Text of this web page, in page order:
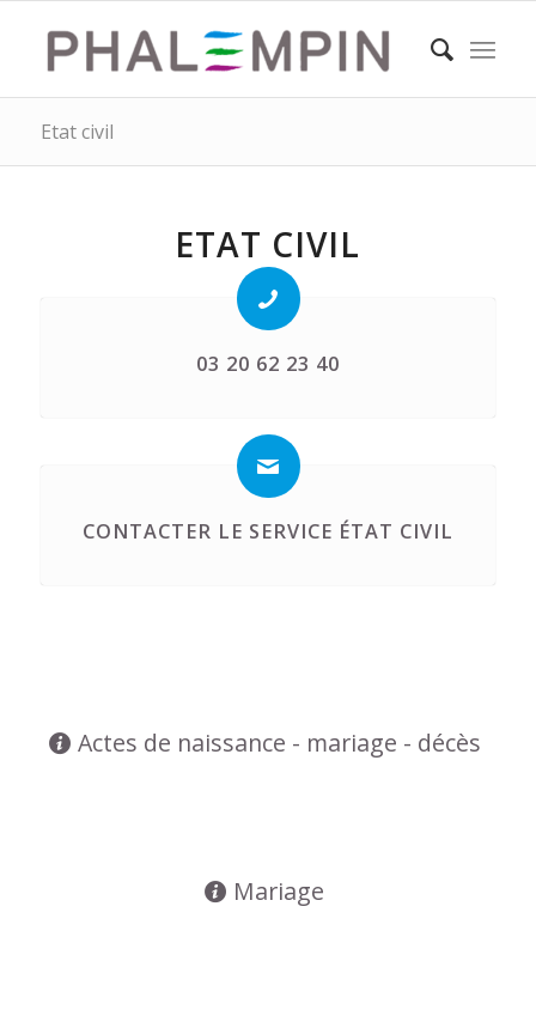
Etat civil
ETAT CIVIL
03 20 62 23 40
CONTACTER LE SERVICE ÉTAT CIVIL
Actes de naissance - mariage - décès
Mariage